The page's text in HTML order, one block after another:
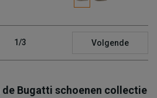
1/3 Volgende
de Bugatti schoenen collectie